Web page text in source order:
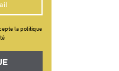
la politique